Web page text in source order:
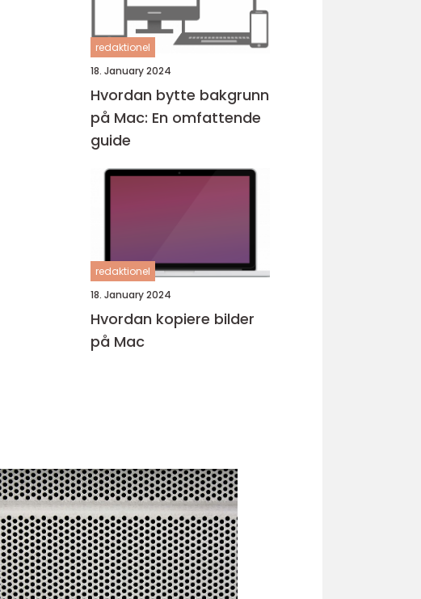
redaktionel
18. January 2024
Hvordan bytte bakgrunn
på Mac: En omfattende
guide
redaktionel
18. January 2024
Hvordan kopiere bilder
på Mac